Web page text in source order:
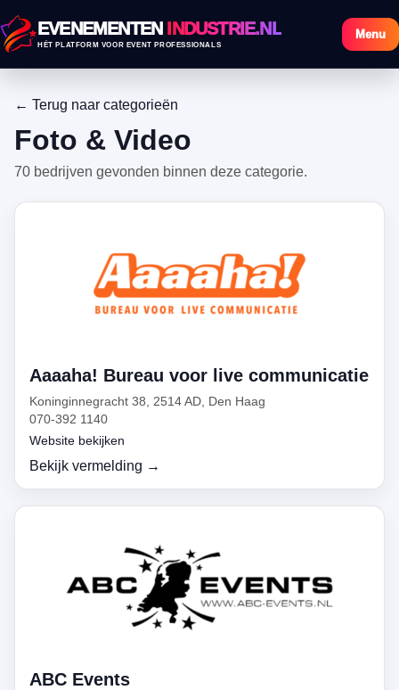
EVENEMENTEN INDUSTRIE.NL
HÉT PLATFORM VOOR EVENT PROFESSIONALS
Menu
← Terug naar categorieën
Foto & Video
70 bedrijven gevonden binnen deze categorie.
Aaaaha! Bureau voor live communicatie
Koninginnegracht 38, 2514 AD, Den Haag
070-392 1140
Website bekijken
Bekijk vermelding →
ABC Events